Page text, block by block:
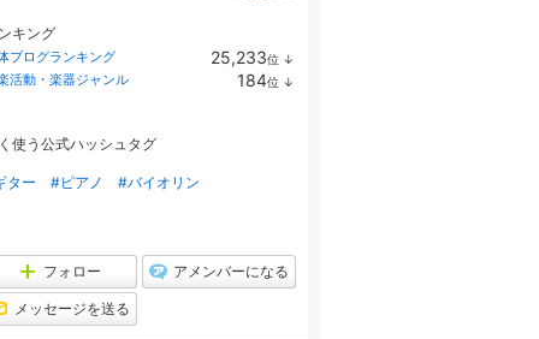
キング
ブログランキング 25,233位 ↓
活動・楽器ジャンル 184位 ↓
使う公式ハッシュタグ
ター #ピアノ #バイオリン
フォロー アメンバーになる
メッセージを送る